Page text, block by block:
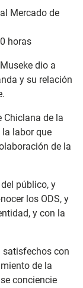
Mercado de
horas
dio a
y su relación
Chiclana de la
labor que
de la
público, y
los ODS, y
y con la
satisfechos con
de la
conciencie